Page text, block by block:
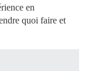
en
quoi faire et